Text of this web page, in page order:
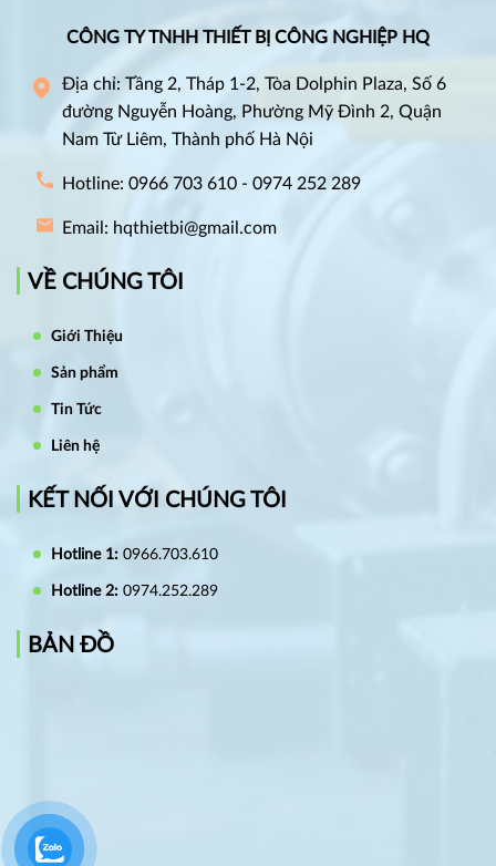
CÔNG TY TNHH THIẾT BỊ CÔNG NGHIỆP HQ
Địa chỉ: Tầng 2, Tháp 1-2, Tòa Dolphin Plaza, Số 6
đường Nguyễn Hoàng, Phường Mỹ Đình 2, Quận
Nam Từ Liêm, Thành phố Hà Nội
Hotline: 0966 703 610 - 0974 252 289
Email: hqthietbi@gmail.com
VỀ CHÚNG TÔI
Giới Thiệu
Sản phẩm
Tin Tức
Liên hệ
KẾT NỐI VỚI CHÚNG TÔI
Hotline 1: 0966.703.610
Hotline 2: 0974.252.289
BẢN ĐỒ